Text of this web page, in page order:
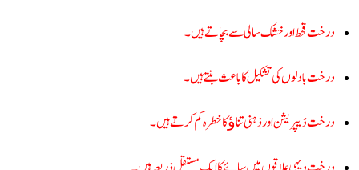
درخت قحط اور خشک سالی سے بچاتے ہیں۔
درخت بادلوں کی تشکیل کا باعث بنتے ہیں۔
درخت ڈیپریشن اور ذہنی تناﺅ کا خطرہ کم کرتے ہیں۔